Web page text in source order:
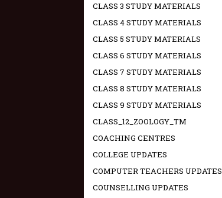
CLASS 3 STUDY MATERIALS
CLASS 4 STUDY MATERIALS
CLASS 5 STUDY MATERIALS
CLASS 6 STUDY MATERIALS
CLASS 7 STUDY MATERIALS
CLASS 8 STUDY MATERIALS
CLASS 9 STUDY MATERIALS
CLASS_12_ZOOLOGY_TM
COACHING CENTRES
COLLEGE UPDATES
COMPUTER TEACHERS UPDATES
COUNSELLING UPDATES